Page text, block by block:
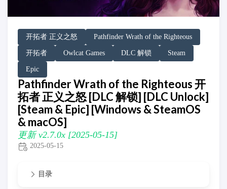
开拓者 正义之怒 Pathfinder Wrath of the Righteous
开拓者 Owlcat Games DLC 解锁
DLC Unlock
DLC 补丁
DLC Patch
Steam
Epic
Windows
MacOS
SteamOS
Pathfinder Wrath of the Righteous 开
拓者 正义之怒 [DLC 解锁] [DLC Unlock]
[Steam & Epic] [Windows & SteamOS
& macOS]
更新 v2.7.0x [2025-05-15]
2025-05-15
目录